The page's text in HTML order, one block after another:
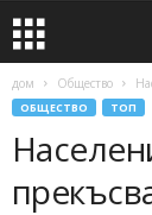
дом Общество
ОБЩЕСТВО ТОП